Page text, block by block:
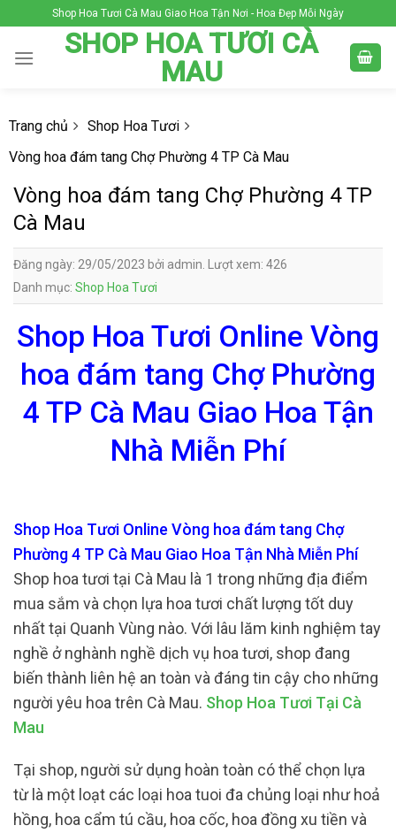
to
content
Shop Hoa Tươi Cà Mau Giao Hoa Tận Nơi - Hoa Đẹp Mỗi Ngày
SHOP HOA TƯƠI CÀ
MAU
Trang chủ
Shop Hoa Tươi
Vòng hoa đám tang Chợ Phường 4 TP Cà Mau
Vòng hoa đám tang Chợ Phường 4 TP
Cà Mau
Đăng ngày: 29/05/2023 bởi admin. Lượt xem: 426
Danh mục: Shop Hoa Tươi
Shop Hoa Tươi Online Vòng
hoa đám tang Chợ Phường
4 TP Cà Mau Giao Hoa Tận
Nhà Miễn Phí
Shop Hoa Tươi Online Vòng hoa đám tang Chợ
Phường 4 TP Cà Mau Giao Hoa Tận Nhà Miễn Phí
Shop hoa tươi tại Cà Mau là 1 trong những địa điểm
mua sắm và chọn lựa hoa tươi chất lượng tốt duy
nhất tại Quanh Vùng nào. Với lâu lăm kinh nghiệm tay
nghề ở nghành nghề dịch vụ hoa tươi, shop đang
biến thành liên hệ an toàn và đáng tin cậy cho những
người yêu hoa trên Cà Mau. Shop Hoa Tươi Tại Cà
Mau
Tại shop, người sử dụng hoàn toàn có thể chọn lựa
từ là một loạt các loại hoa tuoi đa chủng loại như hoả
hồng, hoa cẩm tú cầu, hoa cốc, hoa đồng xu tiền và